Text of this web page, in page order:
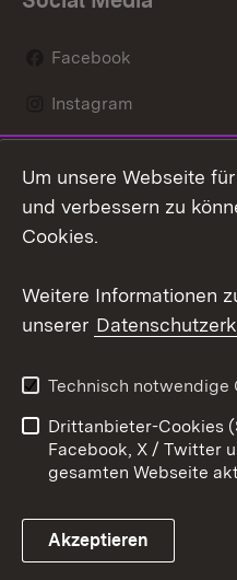
Facebook
Instagram
Mastodon
Youtube
Link zum Landesportal
Kontakt
Barrierefreiheit
Impressum
Um unsere Webseite
und verbessern zu
Cookies.
Weitere Informationen
unserer
Technisch notwendige
Drittanbieter-Cookies
Facebook, X / Twitter
gesamten Webseite
Akzeptieren